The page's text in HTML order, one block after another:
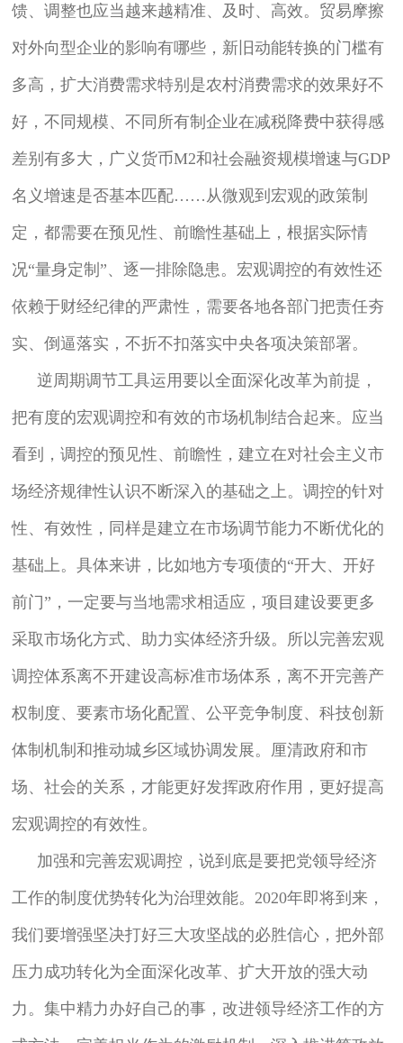
馈、调整也应当越来越精准、及时、高效。贸易摩擦
对外向型企业的影响有哪些，新旧动能转换的门槛有
多高，扩大消费需求特别是农村消费需求的效果好不
好，不同规模、不同所有制企业在减税降费中获得感
差别有多大，广义货币M2和社会融资规模增速与GDP
名义增速是否基本匹配……从微观到宏观的政策制
定，都需要在预见性、前瞻性基础上，根据实际情
况“量身定制”、逐一排除隐患。宏观调控的有效性还
依赖于财经纪律的严肃性，需要各地各部门把责任夯
实、倒逼落实，不折不扣落实中央各项决策部署。
逆周期调节工具运用要以全面深化改革为前提，
把有度的宏观调控和有效的市场机制结合起来。应当
看到，调控的预见性、前瞻性，建立在对社会主义市
场经济规律性认识不断深入的基础之上。调控的针对
性、有效性，同样是建立在市场调节能力不断优化的
基础上。具体来讲，比如地方专项债的“开大、开好
前门”，一定要与当地需求相适应，项目建设要更多
采取市场化方式、助力实体经济升级。所以完善宏观
调控体系离不开建设高标准市场体系，离不开完善产
权制度、要素市场化配置、公平竞争制度、科技创新
体制机制和推动城乡区域协调发展。厘清政府和市
场、社会的关系，才能更好发挥政府作用，更好提高
宏观调控的有效性。
加强和完善宏观调控，说到底是要把党领导经济
工作的制度优势转化为治理效能。2020年即将到来，
我们要增强坚决打好三大攻坚战的必胜信心，把外部
压力成功转化为全面深化改革、扩大开放的强大动
力。集中精力办好自己的事，改进领导经济工作的方